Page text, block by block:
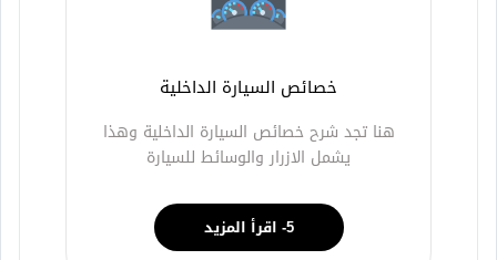
خصائص السيارة الداخلية
هنا تجد شرح خصائص السيارة الداخلية وهذا
يشمل الازرار والوسائط للسيارة
5- اقرأ المزيد